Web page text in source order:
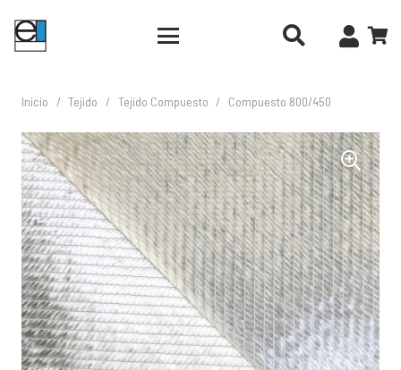
Inicio / Tejido / Tejido Compuesto / Compuesto 800/450